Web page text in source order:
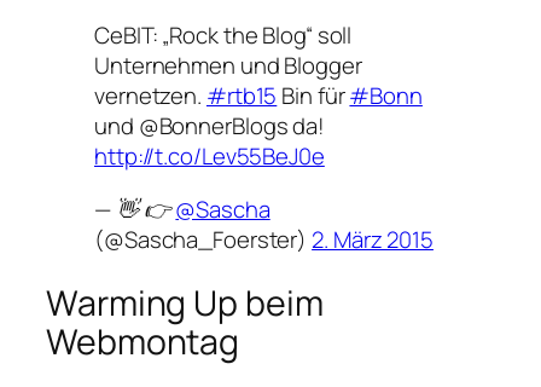
CeBIT: „Rock the Blog“ soll
Unternehmen und Blogger
vernetzen. #rtb15 Bin für#Bonn
und @BonnerBlogs da!
http://t.co/Lev55BeJ0e
— 👋 👉@Sascha
(@Sascha_Foerster) 2. März 2015
Warming Up beim
Webmontag